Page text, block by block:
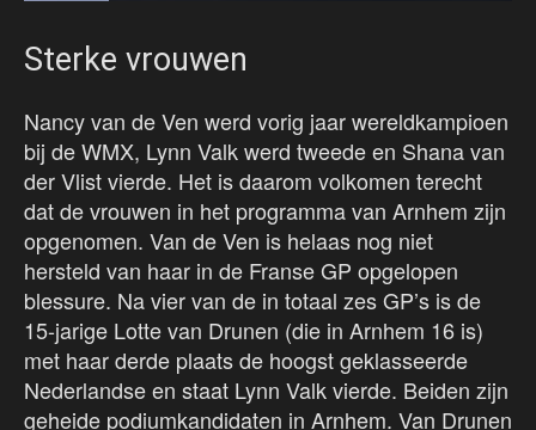
Sterke vrouwen
Nancy van de Ven werd vorig jaar wereldkampioen
bij de WMX, Lynn Valk werd tweede en Shana van
der Vlist vierde. Het is daarom volkomen terecht
dat de vrouwen in het programma van Arnhem zijn
opgenomen. Van de Ven is helaas nog niet
hersteld van haar in de Franse GP opgelopen
blessure. Na vier van de in totaal zes GP’s is de
15-jarige Lotte van Drunen (die in Arnhem 16 is)
met haar derde plaats de hoogst geklasseerde
Nederlandse en staat Lynn Valk vierde. Beiden zijn
geheide podiumkandidaten in Arnhem. Van Drunen